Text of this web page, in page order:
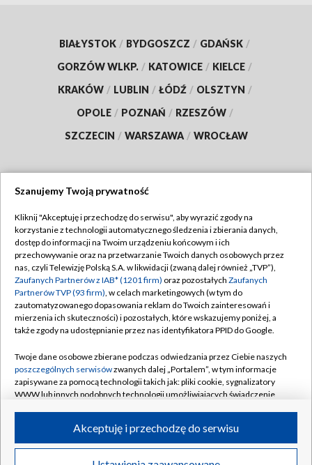
BIAŁYSTOK / BYDGOSZCZ / GDAŃSK /
GORZÓW WLKP. / KATOWICE / KIELCE /
KRAKÓW / LUBLIN / ŁÓDŹ / OLSZTYN /
OPOLE / POZNAŃ / RZESZÓW /
SZCZECIN / WARSZAWA / WROCŁAW
TVP
Abonament TVP
Emisja w TVP
Centrum informacji TVP
Naziemna Telewizja Cyfrowa
Rada Programowa
System NOS
Informacje o nadawcy
Program dla prasy
Regulamin TVP
Polityka prywatności
Moje zgody
Pomoc
Kontakt
Kanały
©2026 Telewizja Polska S.A. w likwidacji
Szanujemy Twoją prywatność
Kliknij "Akceptuję i przechodzę do serwisu", aby wyrazić zgody na
korzystanie z technologii automatycznego śledzenia i zbierania danych,
dostęp do informacji na Twoim urządzeniu końcowym i ich
przechowywanie oraz na przetwarzanie Twoich danych osobowych przez
nas, czyli Telewizję Polską S.A. w likwidacji (zwaną dalej również „TVP”),
Zaufanych Partnerów z IAB* (1201 firm) oraz pozostałych Zaufanych
Partnerów TVP (93 firm), w celach marketingowych (w tym do
zautomatyzowanego dopasowania reklam do Twoich zainteresowań i
mierzenia ich skuteczności) i pozostałych, które wskazujemy poniżej, a
także zgody na udostępnianie przez nas identyfikatora PPID do Google.
Twoje dane osobowe zbierane podczas odwiedzania przez Ciebie naszych
poszczególnych serwisówzwanych dalej „Portalem”, w tym informacje
zapisywane za pomocą technologii takich jak: pliki cookie, sygnalizatory
WWW lub innych podobnych technologii umożliwiających świadczenie
ruchu w Internecie.
Twoje dane osobowe zbierane podczas odwiedzania przez Ciebie
Akceptuję i przechodzę do serwisu